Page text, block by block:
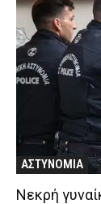
ΑΣΤΥΝΟΜΙΑ
Νεκρή